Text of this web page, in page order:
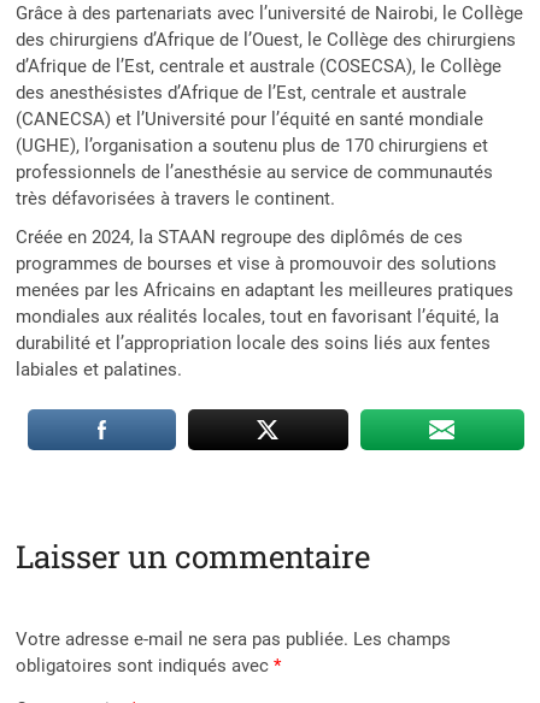
Grâce à des partenariats avec l’université de Nairobi, le Collège
des chirurgiens d’Afrique de l’Ouest, le Collège des chirurgiens
d’Afrique de l’Est, centrale et australe (COSECSA), le Collège
des anesthésistes d’Afrique de l’Est, centrale et australe
(CANECSA) et l’Université pour l’équité en santé mondiale
(UGHE), l’organisation a soutenu plus de 170 chirurgiens et
professionnels de l’anesthésie au service de communautés
très défavorisées à travers le continent.
Créée en 2024, la STAAN regroupe des diplômés de ces
programmes de bourses et vise à promouvoir des solutions
menées par les Africains en adaptant les meilleures pratiques
mondiales aux réalités locales, tout en favorisant l’équité, la
durabilité et l’appropriation locale des soins liés aux fentes
labiales et palatines.
Laisser un commentaire
Votre adresse e-mail ne sera pas publiée. Les champs
obligatoires sont indiqués avec*